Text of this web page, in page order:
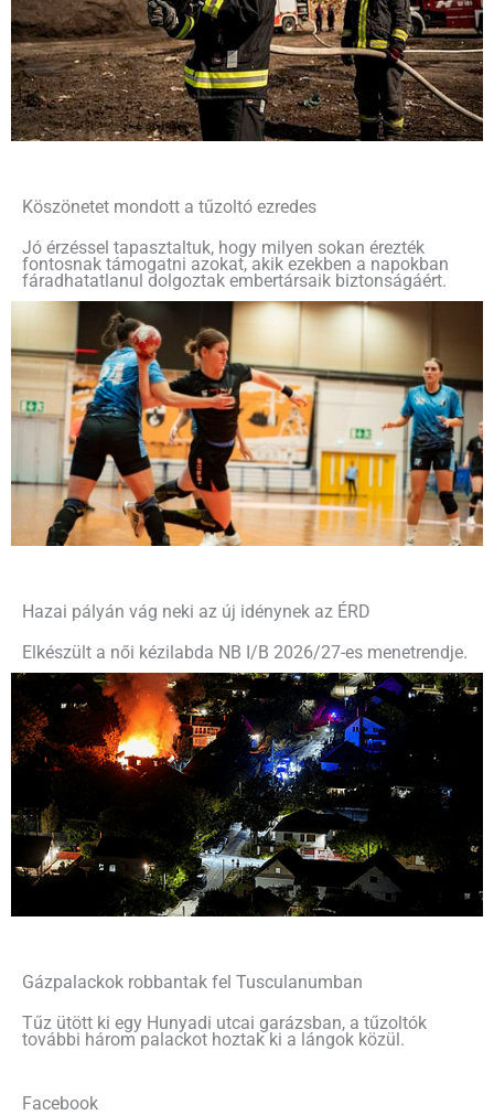
Köszönetet mondott a tűzoltó ezredes
Jó érzéssel tapasztaltuk, hogy milyen sokan érezték
fontosnak támogatni azokat, akik ezekben a napokban
fáradhatatlanul dolgoztak embertársaik biztonságáért.
Hazai pályán vág neki az új idénynek az ÉRD
Elkészült a női kézilabda NB I/B 2026/27-es menetrendje.
Gázpalackok robbantak fel Tusculanumban
Tűz ütött ki egy Hunyadi utcai garázsban, a tűzoltók
további három palackot hoztak ki a lángok közül.
Facebook